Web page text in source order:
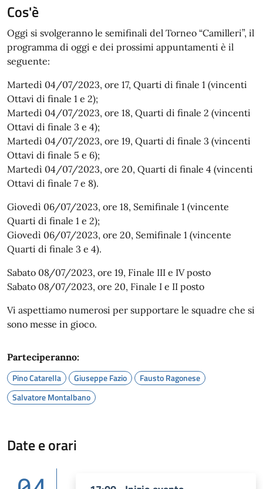
Cos'è
Oggi si svolgeranno le semifinali del Torneo “Camilleri”, il
programma di oggi e dei prossimi appuntamenti è il
seguente:
Martedì 04/07/2023, ore 17, Quarti di finale 1 (vincenti
Ottavi di finale 1 e 2);
Martedì 04/07/2023, ore 18, Quarti di finale 2 (vincenti
Ottavi di finale 3 e 4);
Martedì 04/07/2023, ore 19, Quarti di finale 3 (vincenti
Ottavi di finale 5 e 6);
Martedì 04/07/2023, ore 20, Quarti di finale 4 (vincenti
Ottavi di finale 7 e 8).
Giovedì 06/07/2023, ore 18, Semifinale 1 (vincente
Quarti di finale 1 e 2);
Giovedì 06/07/2023, ore 20, Semifinale 1 (vincente
Quarti di finale 3 e 4).
Sabato 08/07/2023, ore 19, Finale III e IV posto
Sabato 08/07/2023, ore 20, Finale I e II posto
Vi aspettiamo numerosi per supportare le squadre che si
sono messe in gioco.
Parteciperanno:
Pino Catarella Giuseppe Fazio
Fausto Ragonese
Salvatore Montalbano
Date e orari